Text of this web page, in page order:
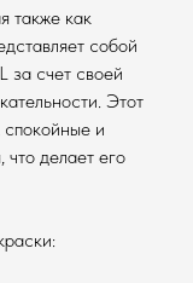
также как
собой
за счет своей
Этот
спокойные и
делает его